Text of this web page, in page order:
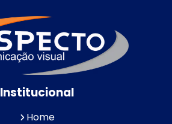
Institucional
Home